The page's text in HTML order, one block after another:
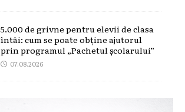
5.000 de grivne pentru elevii de clasa
întâi: cum se poate obține ajutorul
prin programul „Pachetul școlarului”
07.08.2026